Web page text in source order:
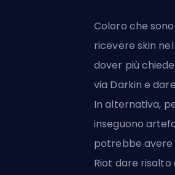
Coloro che
ricevere skin
dover più
via Darkin e
In alternativa,
inseguono
potrebbe avere
Riot dare risalto